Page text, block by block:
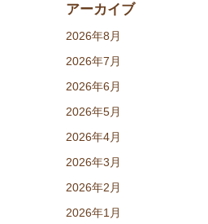
アーカイブ
2026年8月
2026年7月
2026年6月
2026年5月
2026年4月
2026年3月
2026年2月
2026年1月